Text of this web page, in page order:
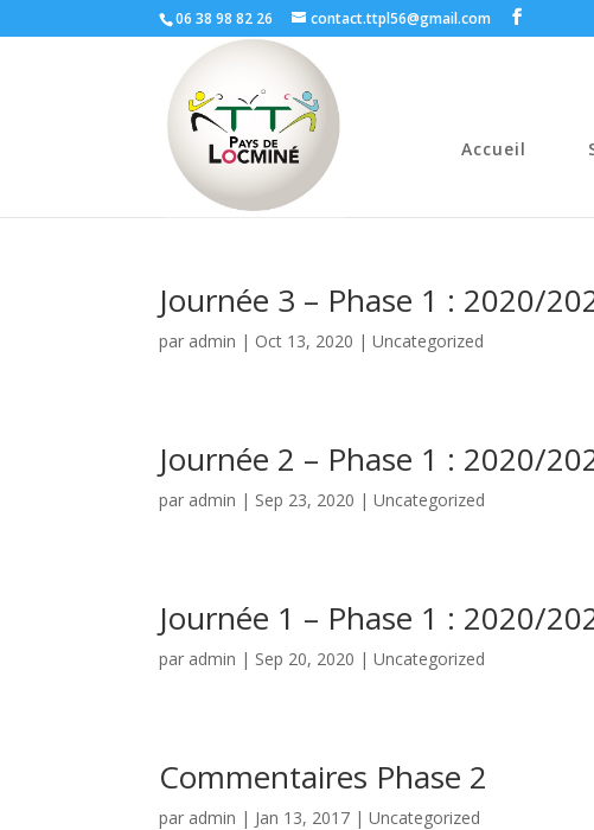
06 38 98 82 26 contact.ttpl56@gmail.com
Accueil
Journée 3 – Phase 1 : 2020/
par admin | Oct 13, 2020 |Uncategorized
Journée 2 – Phase 1 : 2020/
par admin | Sep 23, 2020 |Uncategorized
Journée 1 – Phase 1 : 2020/
par admin | Sep 20, 2020 |Uncategorized
Commentaires Phase 2
par admin | Jan 13, 2017 |Uncategorized